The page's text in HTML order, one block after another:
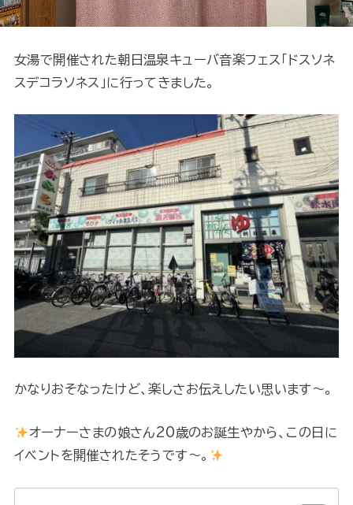
女湯で開催された朝日温泉キューバ音楽フェス「ドスソネ
スデコラソネス」に行ってきました。
かなりおそなったけど、楽しさお伝えしたい思います～。
オーナーさまの娘さん20歳のお誕生やから、この日に
イベントを開催されたそうです～。